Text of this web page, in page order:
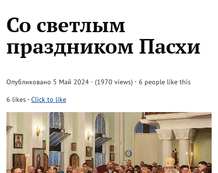
Со светлым
праздником Пасхи
Опубликовано 5 Май 2024 · (1970 views) · 6 people like this
6 likes-Click to like